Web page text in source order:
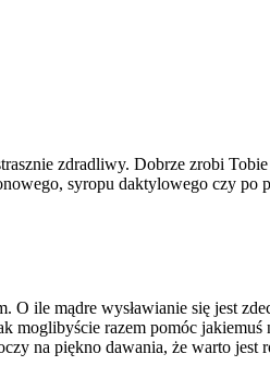
zdradliwy. Dobrze zrobi
syropu daktylowego czy po
ile mądre wysławianie się jest
moglibyście razem pomóc
na piękno dawania, że warto